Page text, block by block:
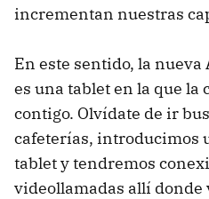
incrementan nuestras
En este sentido, la nueva
es una tablet en la que la
contigo. Olvídate de ir
cafeterías, introducimos
tablet y tendremos
videollamadas allí donde